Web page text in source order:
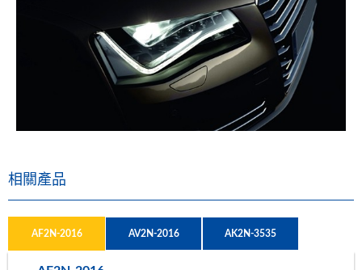
相關產品
AF2N-2016 AV2N-2016 AK2N-3535